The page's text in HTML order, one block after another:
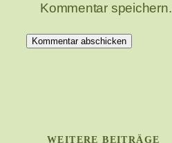
Kommentar speichern.
WEITERE BEITRÄGE